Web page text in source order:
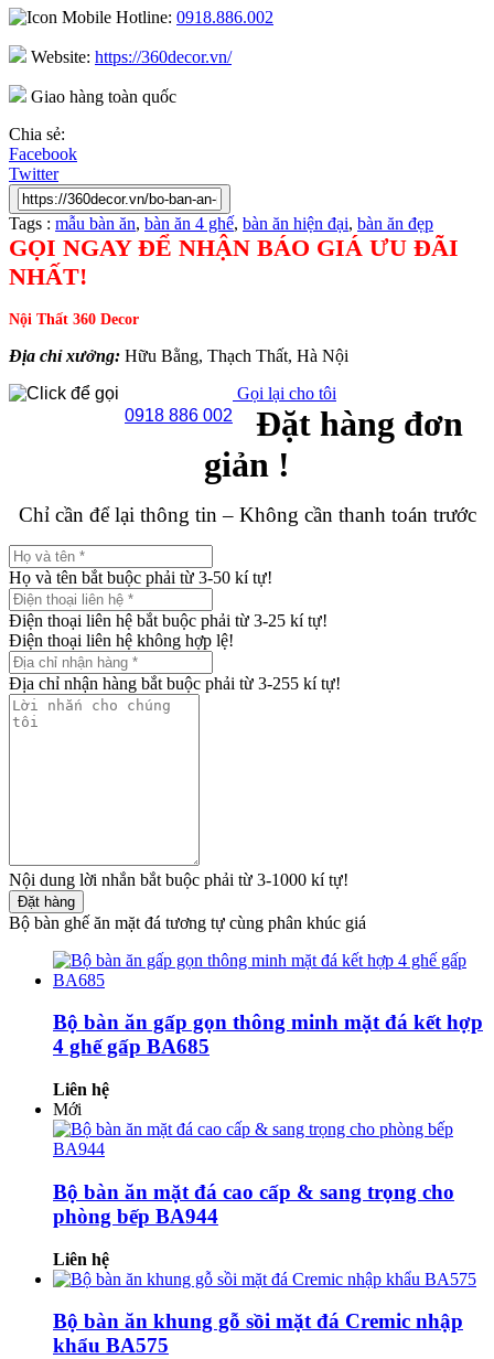
Hotline: 0918.886.002
Website: https://360decor.vn/
Giao hàng toàn quốc
Chia sẻ:
Facebook
Twitter
Tags : mẫu bàn ăn, bàn ăn 4 ghế, bàn ăn hiện đại, bàn ăn đẹp
GỌI NGAY ĐỂ NHẬN BÁO GIÁ ƯU ĐÃI
NHẤT!
Nội Thất 360 Decor
Địa chỉ xưởng: Hữu Bằng, Thạch Thất, Hà Nội
0918 886 002
Gọi lại cho tôi
Đặt hàng đơn
giản !
Chỉ cần để lại thông tin – Không cần thanh toán trước
Họ và tên bắt buộc phải từ 3-50 kí tự!
Điện thoại liên hệ bắt buộc phải từ 3-25 kí tự!
Điện thoại liên hệ không hợp lệ!
Địa chỉ nhận hàng bắt buộc phải từ 3-255 kí tự!
Nội dung lời nhắn bắt buộc phải từ 3-1000 kí tự!
Đặt hàng
Bộ bàn ghế ăn mặt đá tương tự cùng phân khúc giá
Bộ bàn ăn gấp gọn thông minh mặt đá kết hợp
4 ghế gấp BA685
Liên hệ
Mới
Bộ bàn ăn mặt đá cao cấp & sang trọng cho
phòng bếp BA944
Liên hệ
Bộ bàn ăn khung gỗ sồi mặt đá Cremic nhập
khẩu BA575